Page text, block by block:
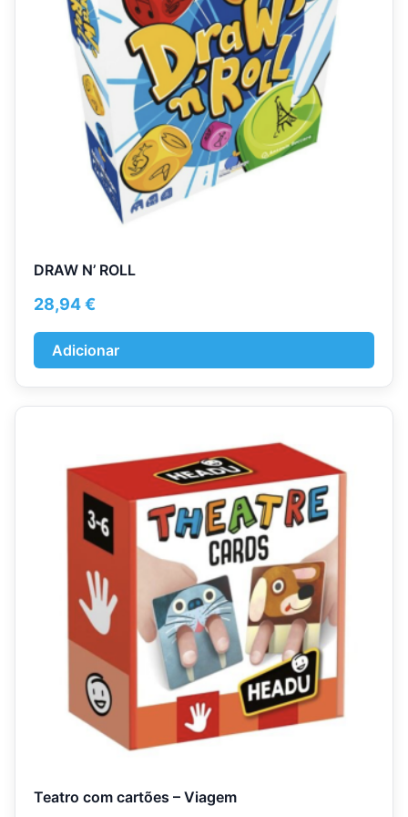
DRAW N’ ROLL
28,94€
Adicionar
Teatro com cartões – Viagem